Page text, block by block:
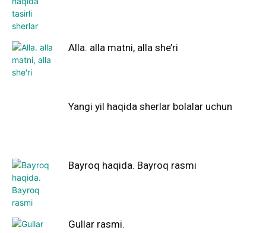
Alla. alla matni, alla she’ri
Yangi yil haqida sherlar bolalar uchun
Bayroq haqida. Bayroq rasmi
Gullar rasmi.